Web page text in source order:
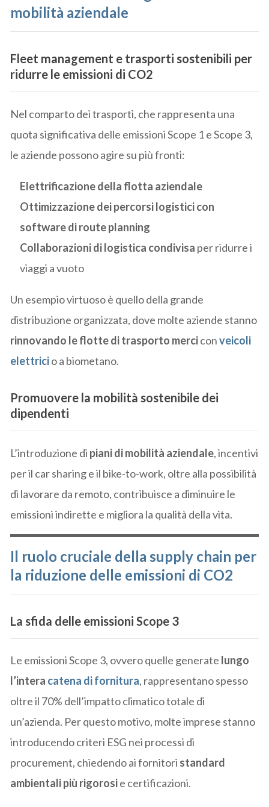
mobilità aziendale
Fleet management e trasporti sostenibili per
ridurre le emissioni di CO2
Nel comparto dei trasporti, che rappresenta una
quota significativa delle emissioni Scope 1 e Scope 3,
le aziende possono agire su più fronti:
Elettrificazione della flotta aziendale
Ottimizzazione dei percorsi logistici con
software di route planning
Collaborazioni di logistica condivisa per ridurre i
viaggi a vuoto
Un esempio virtuoso è quello della grande
distribuzione organizzata, dove molte aziende stanno
rinnovando le flotte di trasporto merciconveicoli
elettricio a biometano.
Promuovere la mobilità sostenibile dei
dipendenti
L’introduzione di piani di mobilità aziendale, incentivi
per il car sharing e il bike-to-work, oltre alla possibilità
di lavorare da remoto, contribuisce a diminuire le
emissioni indirette e migliora la qualità della vita.
Il ruolo cruciale della supply chain per
la riduzione delle emissioni di CO2
La sfida delle emissioni Scope 3
Le emissioni Scope 3, ovvero quelle generate lungo
l’intera catena di fornitura, rappresentano spesso
oltre il 70% dell’impatto climatico totale di
un’azienda. Per questo motivo, molte imprese stanno
introducendo criteri ESG nei processi di
procurement, chiedendo ai fornitori standard
ambientali più rigorosie certificazioni.